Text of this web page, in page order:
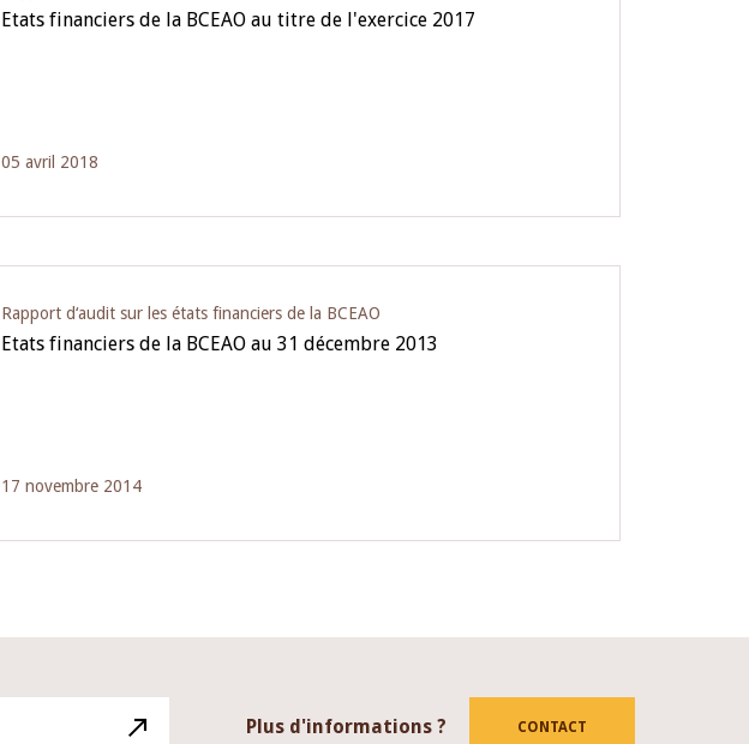
Etats financiers de la BCEAO au titre de l'exercice 2017
05 avril 2018
Rapport d‘audit sur les états financiers de la BCEAO
Etats financiers de la BCEAO au 31 décembre 2013
17 novembre 2014
Plus d'informations ? CONTACT